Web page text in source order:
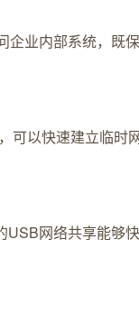
企业内部系统，既
可以快速建立临时
USB网络共享能够